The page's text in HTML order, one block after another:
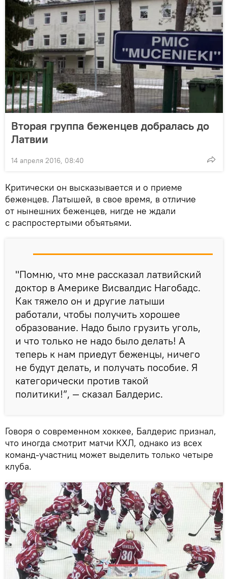
Вторая группа беженцев добралась до
Латвии
14 апреля 2016, 08:40
Критически он высказывается и о приеме
беженцев. Латышей, в свое время, в отличие
от нынешних беженцев, нигде не ждали
с распростертыми объятьями.
"Помню, что мне рассказал латвийский
доктор в Америке Висвалдис Нагобадс.
Как тяжело он и другие латыши
работали, чтобы получить хорошее
образование. Надо было грузить уголь,
и что только не надо было делать! А
теперь к нам приедут беженцы, ничего
не будут делать, и получать пособие. Я
категорически против такой
политики!”, — сказал Балдерис.
Говоря о современном хоккее, Балдерис признал,
что иногда смотрит матчи КХЛ, однако из всех
команд-участниц может выделить только четыре
клуба.